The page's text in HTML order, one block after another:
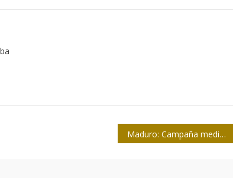
Maduro: Campaña mediática busca justificar intervención en Venezuela